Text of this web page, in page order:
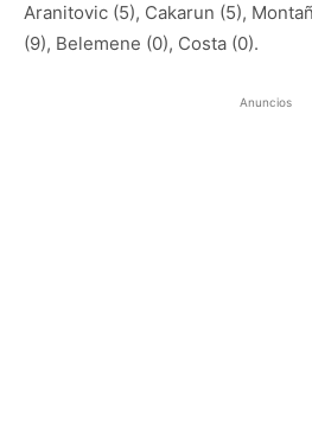
Aranitovic (5), Cakarun (5),
(9), Belemene (0), Costa (0).
Anuncios